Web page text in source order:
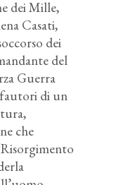
dei Mille,
Casati,
dei
del
Guerra
fautori di un
che